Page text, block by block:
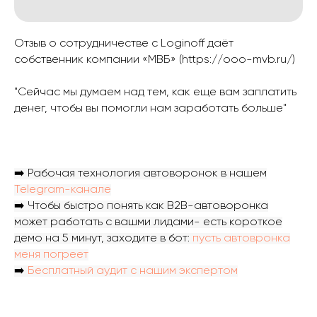
Отзыв о сотрудничестве с Loginoff даёт
собственник компании «МВБ» (https://ooo-mvb.ru/)
"Сейчас мы думаем над тем, как еще вам заплатить
денег, чтобы вы помогли нам заработать больше"
➡️ Рабочая технология автоворонок в нашем
Telegram-канале
➡️ Чтобы быстро понять как B2B-автоворонка
может работать с вашми лидами- есть короткое
демо на 5 минут, заходите в бот: пусть автовронка
меня погреет
➡️ Бесплатный аудит с нашим экспертом